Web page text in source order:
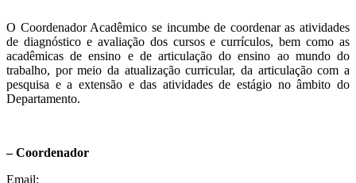
O Coordenador Acadêmico se incumbe de coordenar as atividades
de diagnóstico e avaliação dos cursos e currículos, bem como as
acadêmicas de ensino e de articulação do ensino ao mundo do
trabalho, por meio da atualização curricular, da articulação com a
pesquisa e a extensão e das atividades de estágio no âmbito do
Departamento.
– Coordenador
Email: